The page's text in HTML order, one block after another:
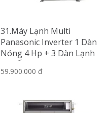
31.Máy Lạnh Multi
Panasonic Inverter 1 Dàn
Nóng 4 Hp + 3 Dàn Lạnh
Nối Ống Gió 1 Hp-2 Hp
59.900.000 đ